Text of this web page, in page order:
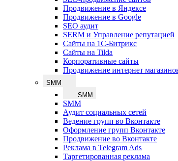
Продвижение в Яндексе
Продвижение в Google
SEO аудит
SERM и Управление репутацией
Сайты на 1С-Битрикс
Сайты на Tilda
Корпоративные сайты
Продвижение интернет
SMM
SMM
SMM
Аудит социальных сетей
Ведение групп во Вконтакте
Оформление групп Вконтакте
Продвижение во Вконтакте
Реклама в Telegram Ads
Таргетированная реклама